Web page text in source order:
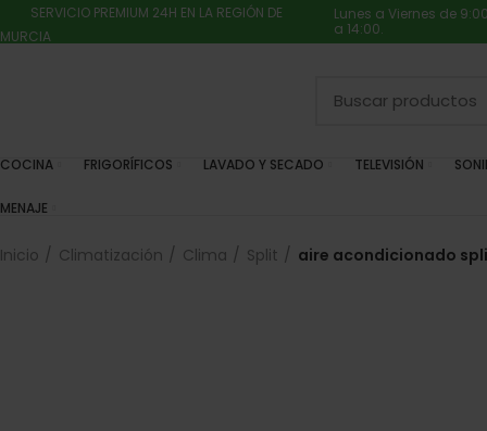
SERVICIO PREMIUM 24H EN LA REGIÓN DE
MURCIA
Lunes a Viernes de
a 14:00.
COCINA FRIGORÍFICOS LAVADO Y SECADO TELEVISIÓN
MENAJE
Inicio Climatización Clima Split aire acondicionado